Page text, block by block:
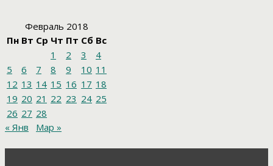
Февраль 2018
Пн Вт Ср Чт Пт Сб Вс
1
2 3
4
5
6 7 8 9 10 11
12 13 14 15 16 17 18
19 20 21 22 23 24 25
26 27 28
« Янв
Мар »